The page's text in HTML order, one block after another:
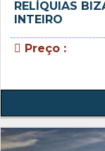
RELÍQUIAS
INTEIRO
Preço :